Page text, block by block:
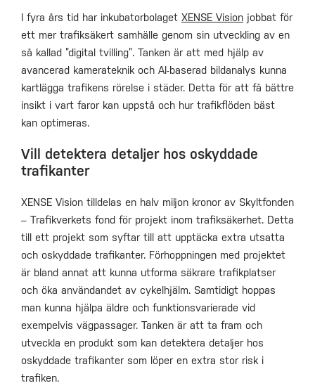
I fyra års tid har inkubatorbolaget XENSE Vision jobbat för
ett mer trafiksäkert samhälle genom sin utveckling av en
så kallad ”digital tvilling”. Tanken är att med hjälp av
avancerad kamerateknik och AI-baserad bildanalys kunna
kartlägga trafikens rörelse i städer. Detta för att få bättre
insikt i vart faror kan uppstå och hur trafikflöden bäst
kan optimeras.
Vill detektera detaljer hos oskyddade
trafikanter
XENSE Vision tilldelas en halv miljon kronor av Skyltfonden
– Trafikverkets fond för projekt inom trafiksäkerhet. Detta
till ett projekt som syftar till att upptäcka extra utsatta
och oskyddade trafikanter. Förhoppningen med projektet
är bland annat att kunna utforma säkrare trafikplatser
och öka användandet av cykelhjälm. Samtidigt hoppas
man kunna hjälpa äldre och funktionsvarierade vid
exempelvis vägpassager. Tanken är att ta fram och
utveckla en produkt som kan detektera detaljer hos
oskyddade trafikanter som löper en extra stor risk i
trafiken.